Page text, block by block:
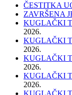
ČESTITKA
ZAVRŠENA
KUGLAČKI
2026.
KUGLAČKI
2026.
KUGLAČKI
2026.
KUGLAČKI
2026.
KUGLAČKI